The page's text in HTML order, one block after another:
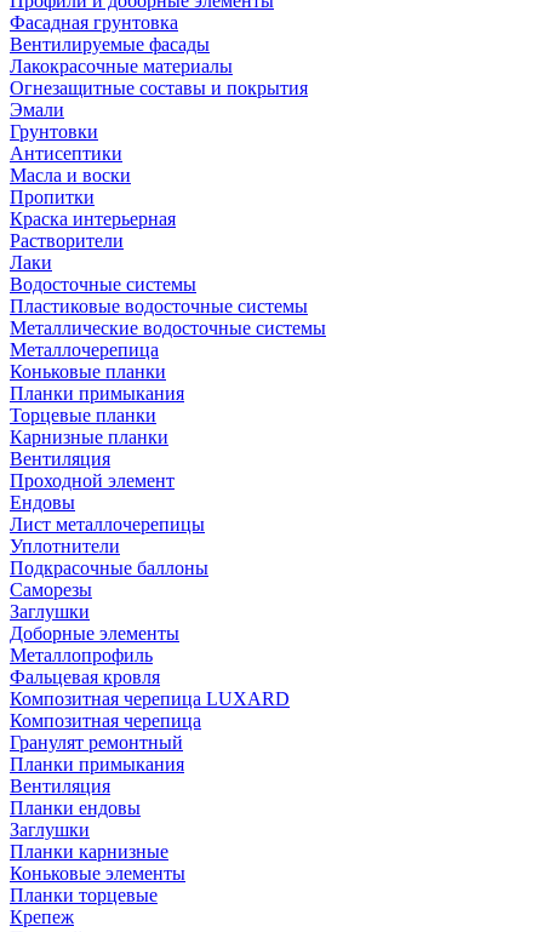
Фасадная грунтовка
Вентилируемые фасады
Лакокрасочные материалы
Огнезащитные составы и покрытия
Эмали
Грунтовки
Антисептики
Масла и воски
Пропитки
Краска интерьерная
Растворители
Лаки
Водосточные системы
Пластиковые водосточные системы
Металлические водосточные системы
Металлочерепица
Коньковые планки
Планки примыкания
Торцевые планки
Карнизные планки
Вентиляция
Проходной элемент
Ендовы
Лист металлочерепицы
Уплотнители
Подкрасочные баллоны
Саморезы
Заглушки
Доборные элементы
Металлопрофиль
Фальцевая кровля
Композитная черепица LUXARD
Композитная черепица
Гранулят ремонтный
Планки примыкания
Вентиляция
Планки ендовы
Заглушки
Планки карнизные
Коньковые элементы
Планки торцевые
Крепеж